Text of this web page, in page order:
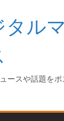
ルマ
ースや話題をポ